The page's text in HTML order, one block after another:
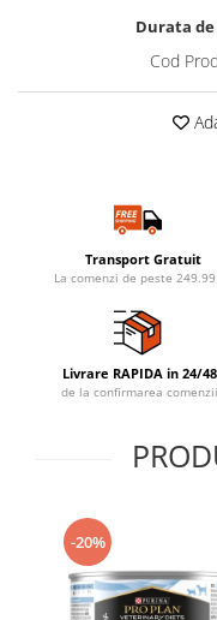
Durata
Cod
Transport Gratuit
La comenzi de peste
Livrare RAPIDA in 24/
de la confirmarea
-20%